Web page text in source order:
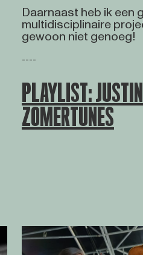
Daarnaast heb ik een
multidisciplinaire
gewoon niet genoeg!
----
PLAYLIST:
ZOMERTUNES
in popup Open